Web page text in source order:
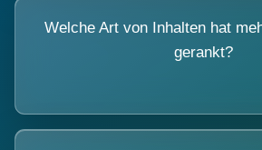
Welche Art von Inhalten hat
gerankt?